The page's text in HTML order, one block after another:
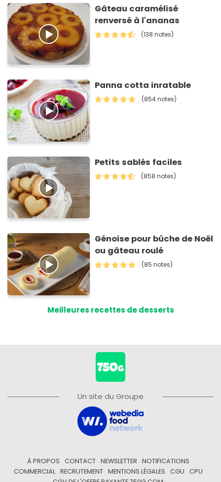
Gâteau caramélisé
renversé à l'ananas
(138 notes)
Panna cotta inratable
(854 notes)
Petits sablés faciles
(858 notes)
Génoise pour bûche de Noël
ou gâteau roulé
(85 notes)
Meilleures recettes de desserts
Un site du Groupe
À PROPOS CONTACT NEWSLETTER
NOTIFICATIONS
COMMERCIAL
RECRUTEMENT MENTIONS LÉGALES CGU
CPU